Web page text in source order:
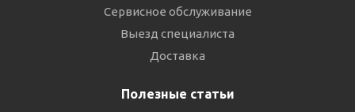
Сервисное обслуживание
Выезд специалиста
Доставка
Полезные статьи